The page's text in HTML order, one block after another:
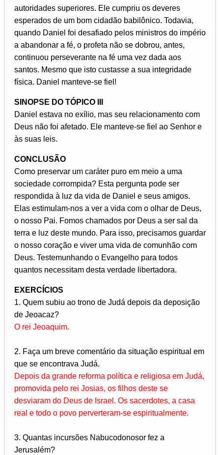
autoridades superiores. Ele cumpriu os deveres
esperados de um bom cidadão babilônico. Todavia,
quando Daniel foi desafiado pelos ministros do império
a abandonar a fé, o profeta não se dobrou, antes,
continuou perseverante na fé uma vez dada aos
santos. Mesmo que isto custasse a sua integridade
física. Daniel manteve-se fiel!
SINOPSE DO TÓPICO III
Daniel estava no exílio, mas seu relacionamento com
Deus não foi afetado. Ele manteve-se fiel ao Senhor e
às suas leis.
CONCLUSÃO
Como preservar um caráter puro em meio a uma
sociedade corrompida? Esta pergunta pode ser
respondida à luz da vida de Daniel e seus amigos.
Elas estimulam-nos a ver a vida com o olhar de Deus,
o nosso Pai. Fomos chamados por Deus a ser sal da
terra e luz deste mundo. Para isso, precisamos guardar
o nosso coração e viver uma vida de comunhão com
Deus. Testemunhando o Evangelho para todos
quantos necessitam desta verdade libertadora.
EXERCÍCIOS
1. Quem subiu ao trono de Judá depois da deposição
de Jeoacaz?
O rei Jeoaquim.
2. Faça um breve comentário da situação espiritual em
que se encontrava Judá.
Depois da grande reforma política e religiosa em Judá,
promovida pelo rei Josias, os filhos deste se
desviaram do Deus de Israel. Os sacerdotes, a casa
real e todo o povo perverteram-se espiritualmente.
3. Quantas incursões Nabucodonosor fez a
Jerusalém?